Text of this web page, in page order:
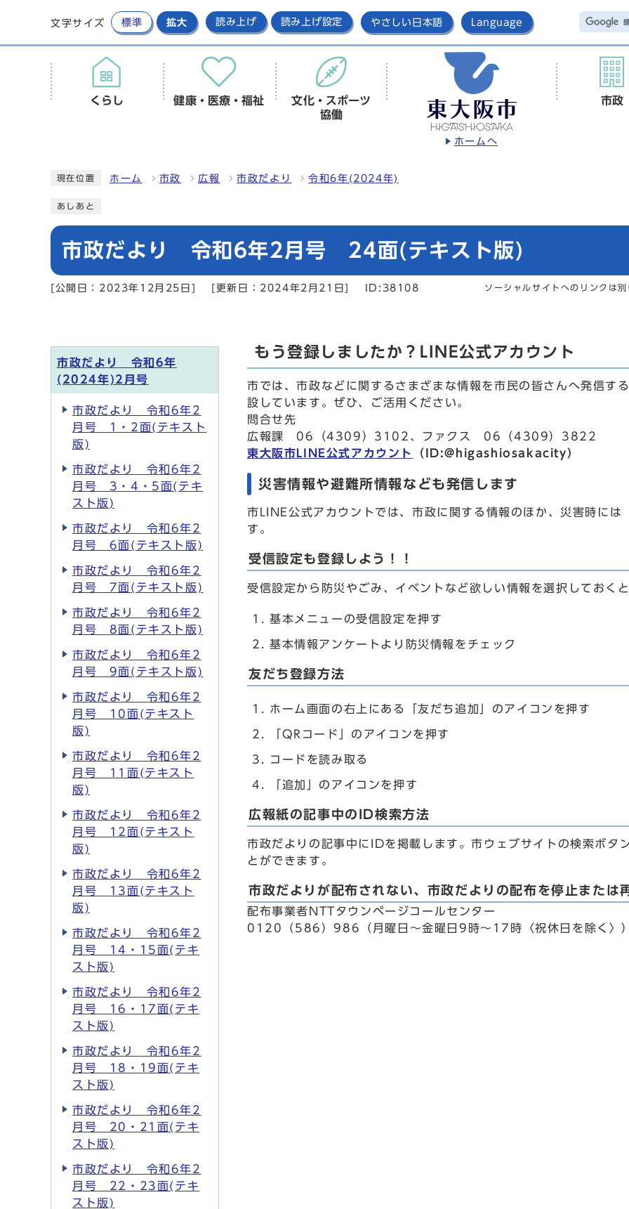
文字サイズ 標準 拡大 読み上げ 読み上げ設定 やさしい日本語 Language
ホームへ
くらし 健康・医療・福祉
文化・スポーツ
協働
市政
現在位置 ホーム 市政 広報 市政だより 令和6年(2024年)
あしあと
市政だより 令和6年2月号 24面(テキスト版)
[公開日：2023年12月25日] [更新日：2024年2月21日] ID:38108 ソーシャルサイトへのリンクは
もう登録しましたか？LINE公式アカウント
市では、市政などに関するさまざまな情報を市民の皆さんへ発信す
設しています。ぜひ、ご活用ください。
問合せ先
広報課 06（4309）3102、ファクス 06（4309）3822
東大阪市LINE公式アカウント
（ID:@higashiosakacity）
災害情報や避難所情報なども発信します
市LINE公式アカウントでは、市政に関する情報のほか、災害時に
す。
受信設定も登録しよう！！
受信設定から防災やごみ、イベントなど欲しい情報を選択しておく
基本メニューの受信設定を押す
基本情報アンケートより防災情報をチェック
友だち登録方法
ホーム画面の右上にある「友だち追加」のアイコンを押す
「QRコード」のアイコンを押す
コードを読み取る
「追加」のアイコンを押す
広報紙の記事中のID検索方法
市政だよりの記事中にIDを掲載します。市ウェブサイトの検索ボタ
とができます。
市政だよりが配布されない、市政だよりの配布を停止または
配布事業者NTTタウンページコールセンター
0120（586）986（月曜日～金曜日9時～17時〈祝休日を除く〉
市政だより 令和6年
(2024年)2月号
市政だより 令和6年2
月号 1・2面(テキスト
版)
市政だより 令和6年2
月号 3・4・5面(テキ
スト版)
市政だより 令和6年2
月号 6面(テキスト版)
市政だより 令和6年2
月号 7面(テキスト版)
市政だより 令和6年2
月号 8面(テキスト版)
市政だより 令和6年2
月号 9面(テキスト版)
市政だより 令和6年2
月号 10面(テキスト
版)
市政だより 令和6年2
月号 11面(テキスト
版)
市政だより 令和6年2
月号 12面(テキスト
版)
市政だより 令和6年2
月号 13面(テキスト
版)
市政だより 令和6年2
月号 14・15面(テキ
スト版)
市政だより 令和6年2
月号 16・17面(テキ
スト版)
市政だより 令和6年2
月号 18・19面(テキ
スト版)
市政だより 令和6年2
月号 20・21面(テキ
スト版)
市政だより 令和6年2
月号 22・23面(テキ
スト版)